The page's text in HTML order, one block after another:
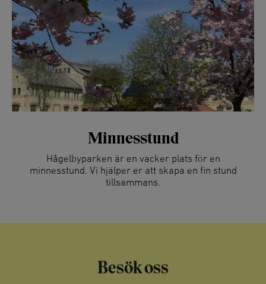
Minnesstund
Hågelbyparken är en vacker plats för en
minnesstund. Vi hjälper er att skapa en fin stund
tillsammans.
Besök oss